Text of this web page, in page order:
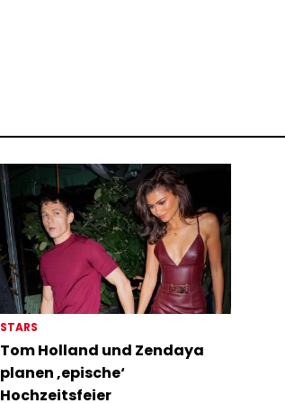
STARS
Tom Holland und Zendaya
planen ‚epische‘
Hochzeitsfeier